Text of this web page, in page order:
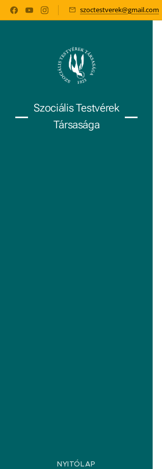
szoctestverek@gmail.com
Szociális Testvérek
Társasága
NYITÓLAP